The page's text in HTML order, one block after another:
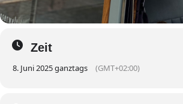
Zeit
8. Juni 2025 ganztags (GMT+02:00)